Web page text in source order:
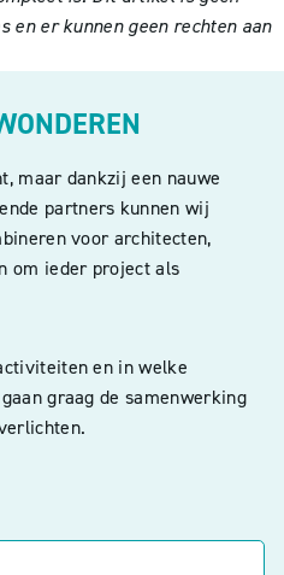
en er kunnen geen rechten aan
maar dankzij een nauwe
partners kunnen wij
voor architecten,
om ieder project als
en in welke
graag de samenwerking